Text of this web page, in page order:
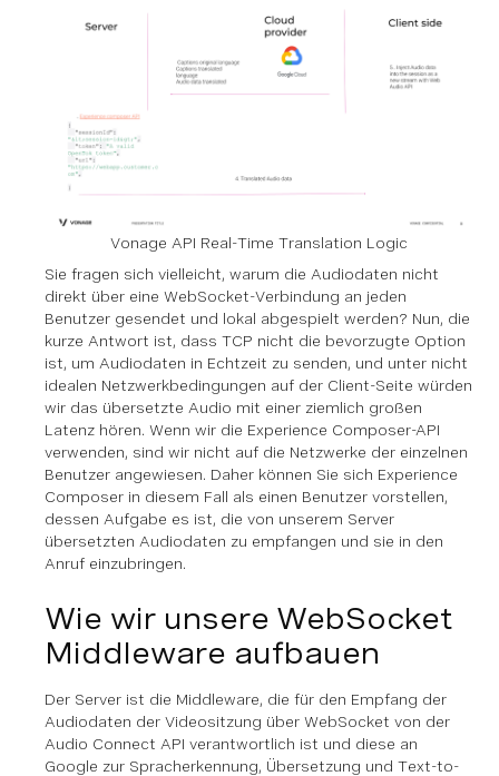
Vonage API Real-Time Translation Logic
Sie fragen sich vielleicht, warum die Audiodaten nicht
direkt über eine WebSocket-Verbindung an jeden
Benutzer gesendet und lokal abgespielt werden? Nun, die
kurze Antwort ist, dass TCP nicht die bevorzugte Option
ist, um Audiodaten in Echtzeit zu senden, und unter nicht
idealen Netzwerkbedingungen auf der Client-Seite würden
wir das übersetzte Audio mit einer ziemlich großen
Latenz hören. Wenn wir die Experience Composer-API
verwenden, sind wir nicht auf die Netzwerke der einzelnen
Benutzer angewiesen. Daher können Sie sich Experience
Composer in diesem Fall als einen Benutzer vorstellen,
dessen Aufgabe es ist, die von unserem Server
übersetzten Audiodaten zu empfangen und sie in den
Anruf einzubringen.
Wie wir unsere WebSocket
Middleware aufbauen
Der Server ist die Middleware, die für den Empfang der
Audiodaten der Videositzung über WebSocket von der
Audio Connect API verantwortlich ist und diese an
Google zur Spracherkennung, Übersetzung und Text-to-